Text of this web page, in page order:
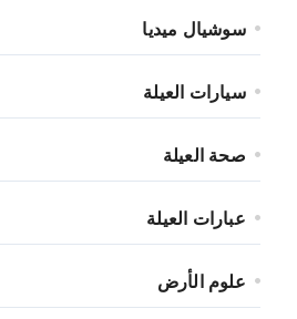
سوشيال ميديا
سيارات العيلة
صحة العيلة
عبارات العيلة
علوم الأرض